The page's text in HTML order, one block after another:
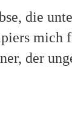
die
mich
der